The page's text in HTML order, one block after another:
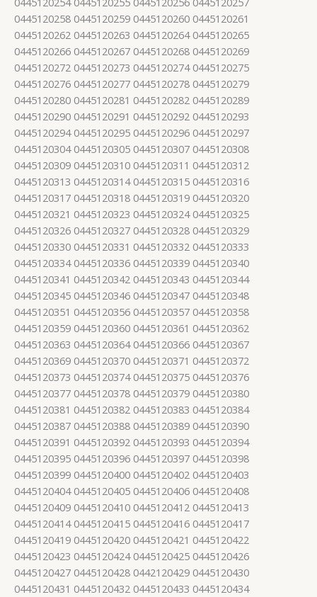
0445120258 0445120259 0445120260 0445120261
0445120262 0445120263 0445120264 0445120265
0445120266 0445120267 0445120268 0445120269
0445120272 0445120273 0445120274 0445120275
0445120276 0445120277 0445120278 0445120279
0445120280 0445120281 0445120282 0445120289
0445120290 0445120291 0445120292 0445120293
0445120294 0445120295 0445120296 0445120297
0445120304 0445120305 0445120307 0445120308
0445120309 0445120310 0445120311 0445120312
0445120313 0445120314 0445120315 0445120316
0445120317 0445120318 0445120319 0445120320
0445120321 0445120323 0445120324 0445120325
0445120326 0445120327 0445120328 0445120329
0445120330 0445120331 0445120332 0445120333
0445120334 0445120336 0445120339 0445120340
0445120341 0445120342 0445120343 0445120344
0445120345 0445120346 0445120347 0445120348
0445120351 0445120356 0445120357 0445120358
0445120359 0445120360 0445120361 0445120362
0445120363 0445120364 0445120366 0445120367
0445120369 0445120370 0445120371 0445120372
0445120373 0445120374 0445120375 0445120376
0445120377 0445120378 0445120379 0445120380
0445120381 0445120382 0445120383 0445120384
0445120387 0445120388 0445120389 0445120390
0445120391 0445120392 0445120393 0445120394
0445120395 0445120396 0445120397 0445120398
0445120399 0445120400 0445120402 0445120403
0445120404 0445120405 0445120406 0445120408
0445120409 0445120410 0445120412 0445120413
0445120414 0445120415 0445120416 0445120417
0445120419 0445120420 0445120421 0445120422
0445120423 0445120424 0445120425 0445120426
0445120427 0445120428 0442120429 0445120430
0445120431 0445120432 0445120433 0445120434